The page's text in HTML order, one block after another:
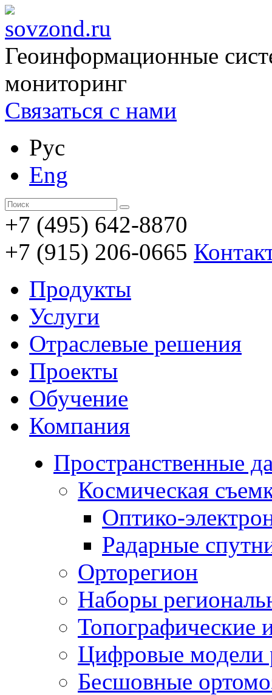
Геоинформационные
мониторинг
Связаться с нами
Рус
Eng
+7 (495) 642-8870
+7 (915) 206-0665
Продукты
Услуги
Отраслевые решения
Проекты
Обучение
Компания
Пространственные
Космическая
Оптико-
Радарные
Орторегион
Наборы
Топографические
Цифровые модели
Бесшовные